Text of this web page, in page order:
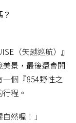
（矢越巡航）』
景，最後還會開
個『854野性之
程。
然喔！」